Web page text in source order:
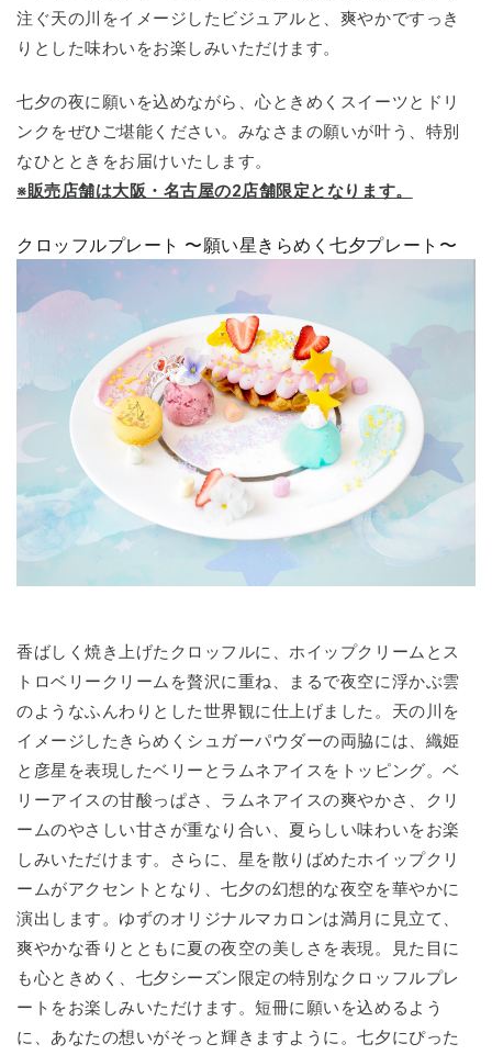
注ぐ天の川をイメージしたビジュアルと、爽やかですっき
りとした味わいをお楽しみいただけます。
七夕の夜に願いを込めながら、心ときめくスイーツとドリ
ンクをぜひご堪能ください。みなさまの願いが叶う、特別
なひとときをお届けいたします。
※販売店舗は大阪・名古屋の2店舗限定となります。
クロッフルプレート 〜願い星きらめく七夕プレート〜
香ばしく焼き上げたクロッフルに、ホイップクリームとス
トロベリークリームを贅沢に重ね、まるで夜空に浮かぶ雲
のようなふんわりとした世界観に仕上げました。天の川を
イメージしたきらめくシュガーパウダーの両脇には、織姫
と彦星を表現したベリーとラムネアイスをトッピング。ベ
リーアイスの甘酸っぱさ、ラムネアイスの爽やかさ、クリ
ームのやさしい甘さが重なり合い、夏らしい味わいをお楽
しみいただけます。さらに、星を散りばめたホイップクリ
ームがアクセントとなり、七夕の幻想的な夜空を華やかに
演出します。ゆずのオリジナルマカロンは満月に見立て、
爽やかな香りとともに夏の夜空の美しさを表現。見た目に
も心ときめく、七夕シーズン限定の特別なクロッフルプレ
ートをお楽しみいただけます。短冊に願いを込めるよう
に、あなたの想いがそっと輝きますように。七夕にぴった